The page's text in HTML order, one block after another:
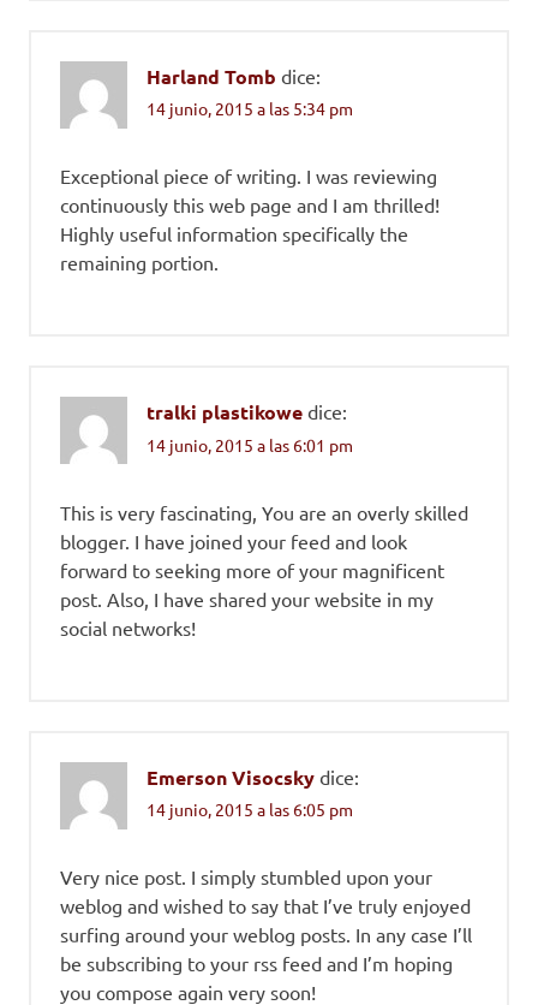
Harland Tomb dice:
14 junio, 2015 a las 5:34 pm
Exceptional piece of writing. I was reviewing
continuously this web page and I am thrilled!
Highly useful information specifically the
remaining portion.
tralki plastikowe dice:
14 junio, 2015 a las 6:01 pm
This is very fascinating, You are an overly skilled
blogger. I have joined your feed and look
forward to seeking more of your magnificent
post. Also, I have shared your website in my
social networks!
Emerson Visocsky dice:
14 junio, 2015 a las 6:05 pm
Very nice post. I simply stumbled upon your
weblog and wished to say that I’ve truly enjoyed
surfing around your weblog posts. In any case I’ll
be subscribing to your rss feed and I’m hoping
you compose again very soon!